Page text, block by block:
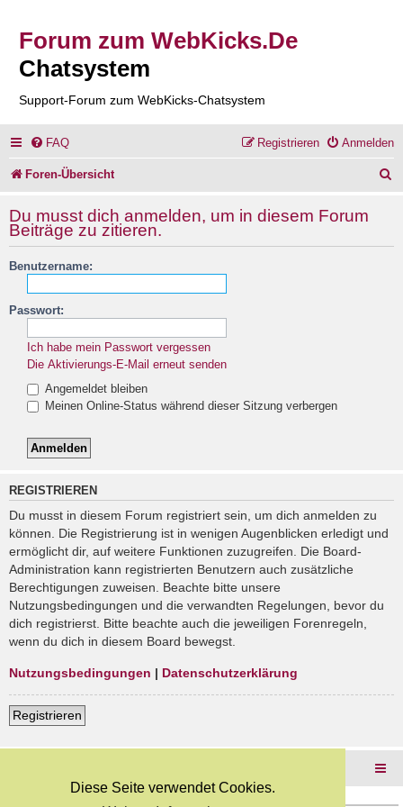
Diese Seite verwendet Cookies.
Forum zum WebKicks.De
Chatsystem
Support-Forum zum WebKicks-Chatsystem
FAQ Anmelden
Registrieren
Foren-Übersicht
Du musst dich anmelden, um in diesem Forum
Beiträge zu zitieren.
Benutzername:
Passwort:
Ich habe mein Passwort vergessen
Die Aktivierungs-E-Mail erneut senden
Angemeldet bleiben
Meinen Online-Status während dieser Sitzung verbergen
REGISTRIEREN
Du musst in diesem Forum registriert sein, um dich anmelden zu
können. Die Registrierung ist in wenigen Augenblicken erledigt und
ermöglicht dir, auf weitere Funktionen zuzugreifen. Die Board-
Administration kann registrierten Benutzern auch zusätzliche
Berechtigungen zuweisen. Beachte bitte unsere
Nutzungsbedingungen und die verwandten Regelungen, bevor du
dich registrierst. Bitte beachte auch die jeweiligen Forenregeln,
wenn du dich in diesem Board bewegst.
Nutzungsbedingungen | Datenschutzerklärung
Registrieren